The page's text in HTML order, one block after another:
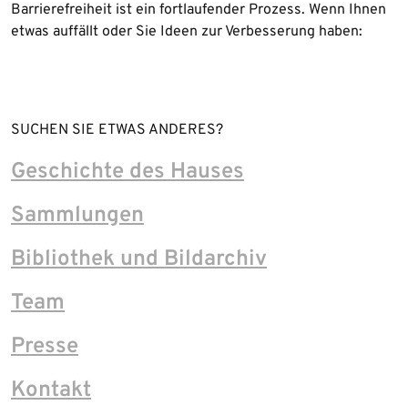
Barrierefreiheit ist ein fortlaufender Prozess. Wenn Ihnen
etwas auffällt oder Sie Ideen zur Verbesserung haben:
SUCHEN SIE ETWAS ANDERES?
Geschichte des Hauses
Sammlungen
Bibliothek und Bildarchiv
Team
Presse
Kontakt